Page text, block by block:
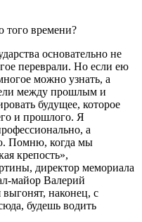
того времени?
основательно не
переврали. Но если ею
можно узнать, а
между прошлым и
будущее, которое
и прошлого. Я
а
Помню, когда мы
крепость»,
директор мемориала
майор Валерий
выгонят, наконец, с
будешь водить